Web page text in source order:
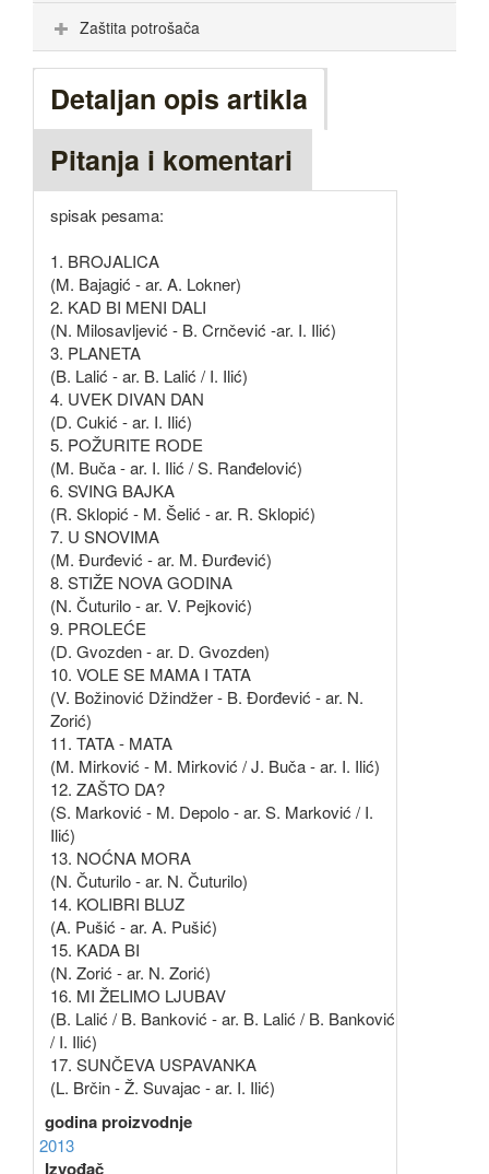
Zaštita potrošača
Detaljan opis artikla
Pitanja i komentari
spisak pesama:
1. BROJALICA
(M. Bajagić - ar. A. Lokner)
2. KAD BI MENI DALI
(N. Milosavljević - B. Crnčević -ar. I. Ilić)
3. PLANETA
(B. Lalić - ar. B. Lalić / I. Ilić)
4. UVEK DIVAN DAN
(D. Cukić - ar. I. Ilić)
5. POŽURITE RODE
(M. Buča - ar. I. Ilić / S. Ranđelović)
6. SVING BAJKA
(R. Sklopić - M. Šelić - ar. R. Sklopić)
7. U SNOVIMA
(M. Đurđević - ar. M. Đurđević)
8. STIŽE NOVA GODINA
(N. Čuturilo - ar. V. Pejković)
9. PROLEĆE
(D. Gvozden - ar. D. Gvozden)
10. VOLE SE MAMA I TATA
(V. Božinović Džindžer - B. Đorđević - ar. N.
Zorić)
11. TATA - MATA
(M. Mirković - M. Mirković / J. Buča - ar. I. Ilić)
12. ZAŠTO DA?
(S. Marković - M. Depolo - ar. S. Marković / I.
Ilić)
13. NOĆNA MORA
(N. Čuturilo - ar. N. Čuturilo)
14. KOLIBRI BLUZ
(A. Pušić - ar. A. Pušić)
15. KADA BI
(N. Zorić - ar. N. Zorić)
16. MI ŽELIMO LJUBAV
(B. Lalić / B. Banković - ar. B. Lalić / B. Banković
/ I. Ilić)
17. SUNČEVA USPAVANKA
(L. Brčin - Ž. Suvajac - ar. I. Ilić)
godina proizvodnje
2013
Izvođač